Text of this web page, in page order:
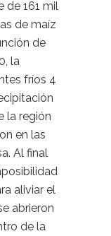
de 161 mil
de maíz
de
la
fríos 4
la región
en las
Al final
aliviar el
abrieron
de la